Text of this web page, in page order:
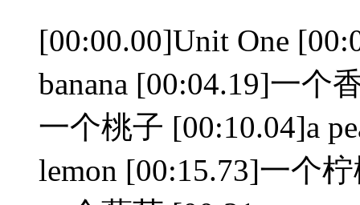
[00:00.00]Unit One
banana [00:04.19]一个
一个桃子 [00:10.04]a
lemon [00:15.73]一个